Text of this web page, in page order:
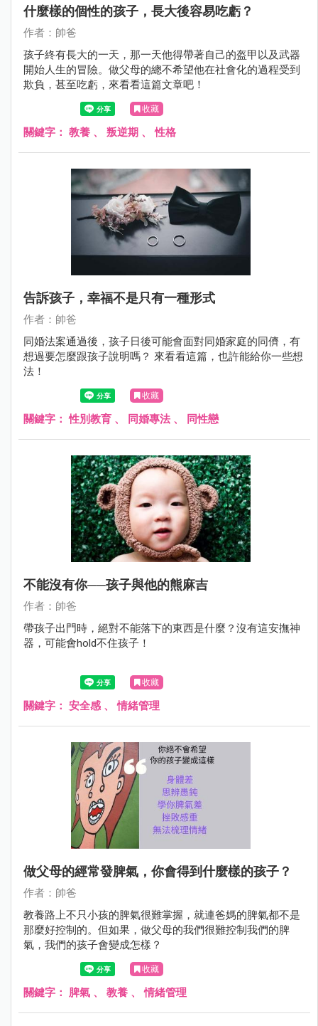
什麼樣的個性的孩子，長大後容易吃虧？
作者：帥爸
孩子終有長大的一天，那一天他得帶著自己的盔甲以及武器
開始人生的冒險。做父母的總不希望他在社會化的過程受到
欺負，甚至吃虧，來看看這篇文章吧！
收藏
關鍵字： 教養 、 叛逆期 、性格
告訴孩子，幸福不是只有一種形式
作者：帥爸
同婚法案通過後，孩子日後可能會面對同婚家庭的同儕，有
想過要怎麼跟孩子說明嗎？ 來看看這篇，也許能給你一些想
法！
收藏
關鍵字：性別教育 、 同婚專法 、 同性戀
不能沒有你──孩子與他的熊麻吉
作者：帥爸
帶孩子出門時，絕對不能落下的東西是什麼？沒有這安撫神
器，可能會hold不住孩子！
收藏
關鍵字： 安全感 、情緒管理
做父母的經常發脾氣，你會得到什麼樣的孩子？
作者：帥爸
教養路上不只小孩的脾氣很難掌握，就連爸媽的脾氣都不是
那麼好控制的。但如果，做父母的我們很難控制我們的脾
氣，我們的孩子會變成怎樣？
收藏
關鍵字： 脾氣 、 教養 、情緒管理